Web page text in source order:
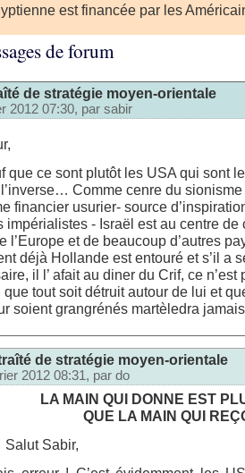
est financée par les
de forum
de stratégie moyen-orientale
2012 07:30, par sabir
que ce sont plutôt les USA qui sont
Comme cenre du
financier usurier- source
impérialistes - Israël est au centre de
l’Europe et de beaucoup d’autres
déjà Hollande est entouré et s’il a
il l’ afait au diner du Crif, ce
que tout soit détruit autour de lui et
soient grangrénés martèledra
de stratégie moyen-orientale
2012 08:31, par do
LA MAIN QUI DONNE EST
QUE LA MAIN QUI
Salut Sabir,